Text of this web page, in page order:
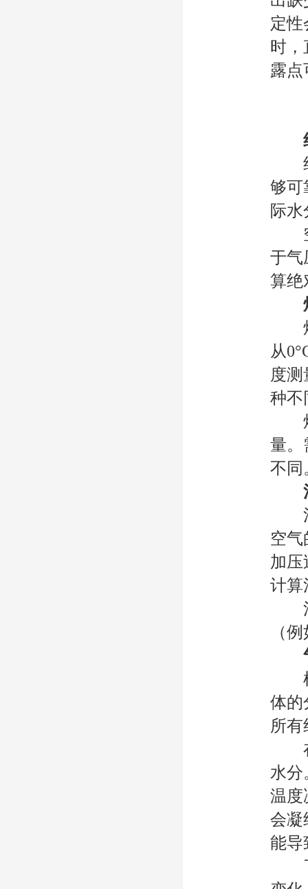
定
时，
露
绝
够可
际
空
于气
算绝
焓
从
度
种不
焓
量。
不同
混
空
加压
计算
混
（
根
体的
所
在
水分
温度
会凝
能导
了